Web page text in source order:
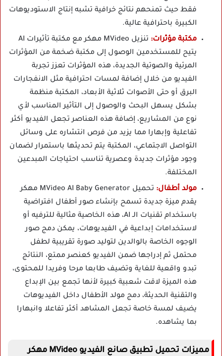
فقط حيث تمنحهم نتائج خرافية تشبه إنتاج الاستوديوهات
الكبيرة باحترافية عالية.
مكتبة مؤثرات:
تنزيل MVideo مهكر مع مكتبة تأثيرات AI
يتيح للمستخدمين الوصول إلى مكتبة ضخمة من المؤثرات
المرئية والصوتية الجديدة، هذه المؤثرات تعزز تجربة
الفيديو من خلال إضافة لمسات احترافية مثل الانفجارات
البرق أو حتى الأصوات ثلاثية الأبعاد، المكتبة منظمة
بشكل يسهل البحث والوصول إلى التأثير المناسب لأي
نوع من المشاريع، إضافة هذه العناصر تجعل الفيديو أكثر
تفاعلية وإبهارا مما يزيد من فرص انتشاره على وسائل
التواصل الاجتماعي، المكتبة يتم تحديثها باستمرار لضمان
وجود مؤثرات جديدة وعصرية تناسب احتياجات المبدعين
المختلفة.
مولد أطفال:
تحميل MVideo AI Baby Generator مهكر
يقدم ميزة جديدة تسمح بإنشاء صور أطفال افتراضية
باستخدام تقنيات الـ AI، هذه الخاصية مثالية للترفيه أو
لاستخدامات إبداعية في الفيديوهات، يمكن دمج صور
الوجوه الخاصة بالوالدين لتوليد صورة تقريبية لطفل
محتمل ثم إدراجها ضمن الفيديو كعنصر ممتع، النتائج
تبدو واقعية للغاية وتضيف طابعا مرحا وفريدا للمحتوى،
هذه الميزة لاقت شعبية كبيرة لأنها تجمع بين الإبداع
والتقنية الحديثة، دمج مولد الأطفال داخل الفيديوهات
يضيف لمسة خاصة تجعل المشاهد أكثر تفاعلا وانبهارا
بما يشاهده.
مميزات تحميل تطبيق صانع الفيديو MVideo مهكر